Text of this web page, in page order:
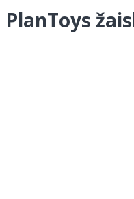
PlanToys